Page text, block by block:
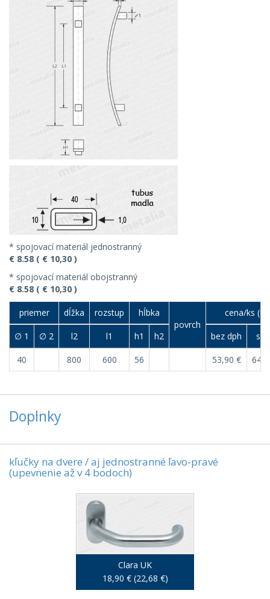
* spojovací materiál jednostranný
€ 8.58 ( € 10,30 )
* spojovací materiál obojstranný
€ 8.58 ( € 10,30 )
priemer dĺžka rozstup
hĺbka
povrch
cena/ks (€)
∅ 1 ∅ 2 l2 l1 h1 h2 bez dph s
40 800 600 56 53,90 €
Doplnky
kľučky na dvere / aj jednostranné ľavo-pravé
(upevnenie až v 4 bodoch)
Clara UK
18,90 € (22,68 €)